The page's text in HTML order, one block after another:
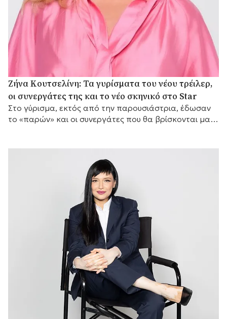
Ζήνα Κουτσελίνη: Τα γυρίσματα του νέου τρέιλερ,
οι συνεργάτες της και το νέο σκηνικό στο Star
Στο γύρισμα, εκτός από την παρουσιάστρια, έδωσαν
το «παρών» και οι συνεργάτες που θα βρίσκονται μαζί